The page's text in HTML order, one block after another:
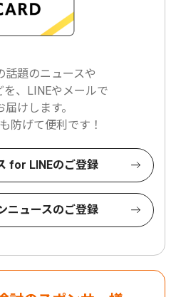
話題のニュースや
、LINEやメールで
けします。
防げて便利です！
for LINEのご登録
ニュースのご登録